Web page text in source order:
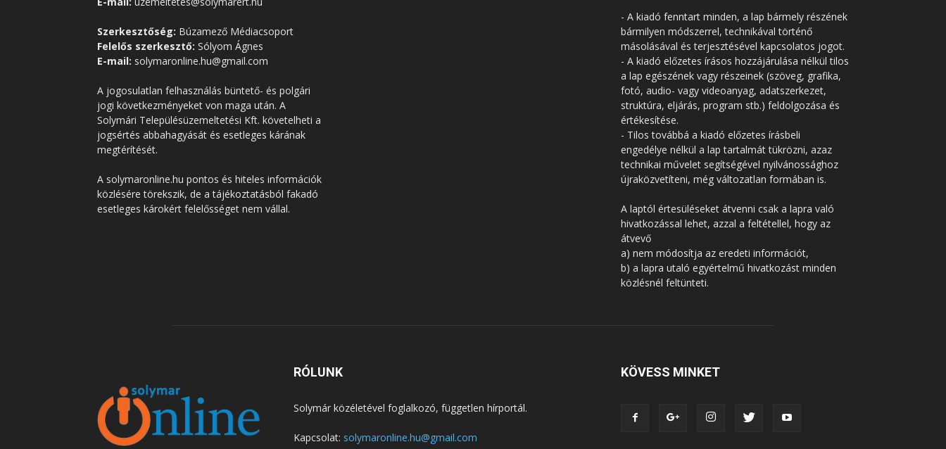
Szerkesztőség: Búzamező Médiacsoport
Felelős szerkesztő: Sólyom Ágnes
E-mail: solymaronline.hu@gmail.com
A jogosulatlan felhasználás büntető- és polgári
jogi következményeket von maga után. A
Solymári Településüzemeltetési Kft. követelheti a
jogsértés abbahagyását és esetleges kárának
megtérítését.
A solymaronline.hu pontos és hiteles információk
közlésére törekszik, de a tájékoztatásból fakadó
esetleges károkért felelősséget nem vállal.
- A kiadó fenntart minden, a lap bármely részének
bármilyen módszerrel, technikával történő
másolásával és terjesztésével kapcsolatos jogot.
- A kiadó előzetes írásos hozzájárulása nélkül tilos
a lap egészének vagy részeinek (szöveg, grafika,
fotó, audio- vagy videoanyag, adatszerkezet,
struktúra, eljárás, program stb.) feldolgozása és
értékesítése.
- Tilos továbbá a kiadó előzetes írásbeli
engedélye nélkül a lap tartalmát tükrözni, azaz
technikai művelet segítségével nyilvánossághoz
újraközvetíteni, még változatlan formában is.
A laptól értesüléseket átvenni csak a lapra való
hivatkozással lehet, azzal a feltétellel, hogy az
átvevő
a) nem módosítja az eredeti információt,
b) a lapra utaló egyértelmű hivatkozást minden
közlésnél feltünteti.
RÓLUNK
Solymár közéletével foglalkozó, független hírportál.
Kapcsolat: solymaronline.hu@gmail.com
KÖVESS MINKET